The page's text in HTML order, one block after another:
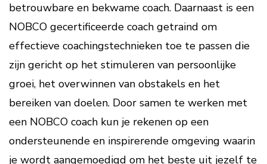
betrouwbare en bekwame coach. Daarnaast is een
NOBCO gecertificeerde coach getraind om
effectieve coachingstechnieken toe te passen die
zijn gericht op het stimuleren van persoonlijke
groei, het overwinnen van obstakels en het
bereiken van doelen. Door samen te werken met
een NOBCO coach kun je rekenen op een
ondersteunende en inspirerende omgeving waarin
je wordt aangemoedigd om het beste uit jezelf te